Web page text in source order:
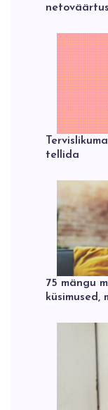
tellida
75 mängu
küsimused,